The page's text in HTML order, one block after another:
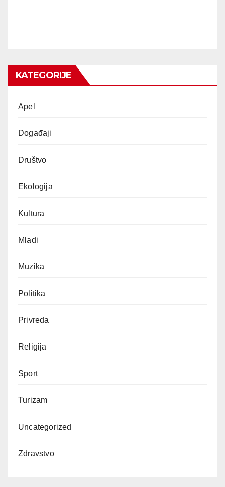
KATEGORIJE
Apel
Događaji
Društvo
Ekologija
Kultura
Mladi
Muzika
Politika
Privreda
Religija
Sport
Turizam
Uncategorized
Zdravstvo